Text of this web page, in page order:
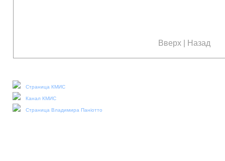
Вверх | Назад
Страница КМИС
Канал КМИС
Страница Владимира Паніотто